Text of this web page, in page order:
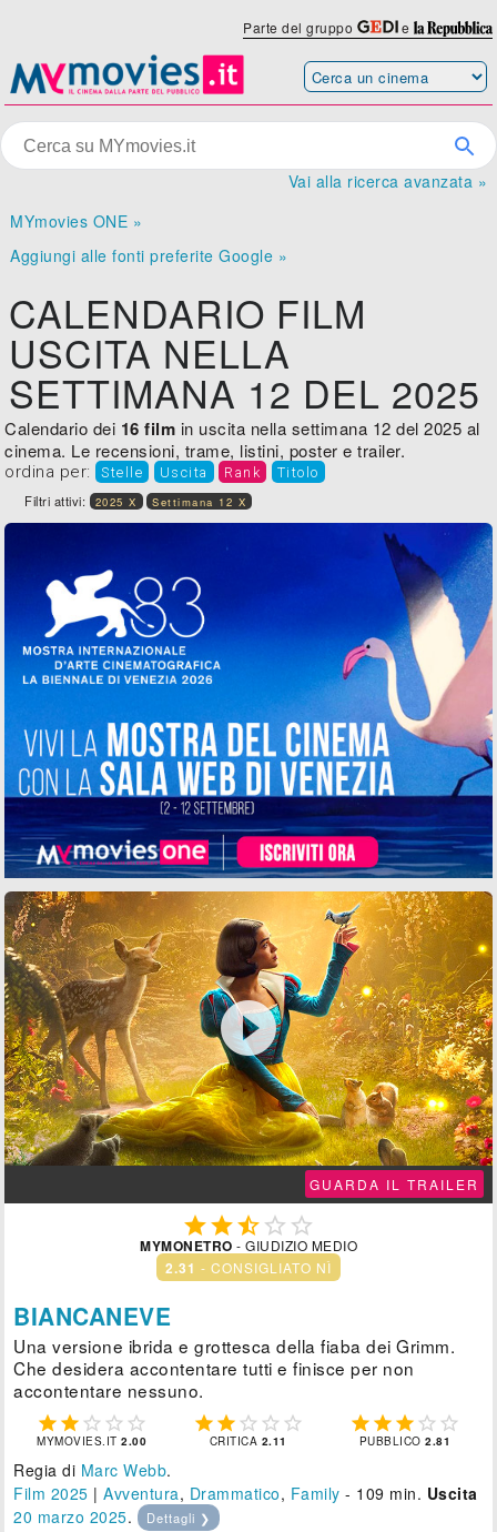
Parte del gruppo e
Vai alla ricerca avanzata »
MYmovies ONE »
Aggiungi alle fonti preferite Google »
CALENDARIO FILM
USCITA NELLA
SETTIMANA 12 DEL 2025
Calendario dei 16 film in uscita nella settimana 12 del 2025 al
cinema. Le recensioni, trame, listini, poster e trailer.
ordina per: Stelle Uscita Rank Titolo
Filtri attivi: 2025 X Settimana 12 X

GUARDA IL TRAILER
  
MYMONETRO - GIUDIZIO MEDIO
2.31 - CONSIGLIATO NÌ
BIANCANEVE
Una versione ibrida e grottesca della fiaba dei Grimm.
Che desidera accontentare tutti e finisce per non
accontentare nessuno.
    
MYMOVIES.IT2.00
    
CRITICA 2.11
    
PUBBLICO2.81
Regia di Marc Webb.
Film 2025 |Avventura, Drammatico, Family - 109 min. Uscita
20 marzo 2025. Dettagli ❯